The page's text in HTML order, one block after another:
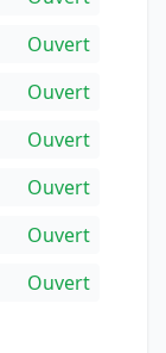
Ouvert
Ouvert
Ouvert
Ouvert
Ouvert
Ouvert